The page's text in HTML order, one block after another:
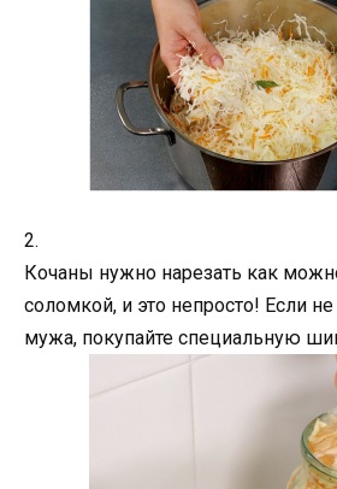
2.
Кочаны нужно нарезать как
соломкой, и это непросто! Если
мужа, покупайте специальную